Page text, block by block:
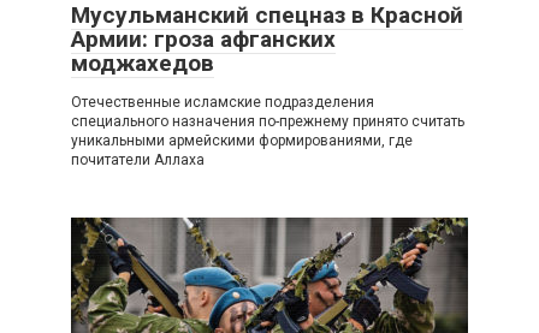
Мусульманский спецназ в Красной
Армии: гроза афганских
моджахедов
Отечественные исламские подразделения
специального назначения по-прежнему принято считать
уникальными армейскими формированиями, где
почитатели Аллаха